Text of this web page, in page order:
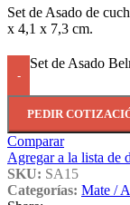
Set de Asado de
x 4,1 x 7,3 cm.
-
Set de Asado
PEDIR
Comparar
Agregar a la lista de
SKU: SA15
Categorías: Mate /